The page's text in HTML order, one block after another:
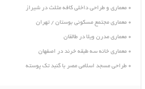
معماری و طراحی داخلی کافه مثلث در شیراز
معماری مجتمع مسکونی بوستان / تهران
معماری مدرن ویلا در طالقان
معماری خانه سه طبقه خرند در اصفهان
طراحی مسجد اسلامی مصر با گنبد تک پوسته